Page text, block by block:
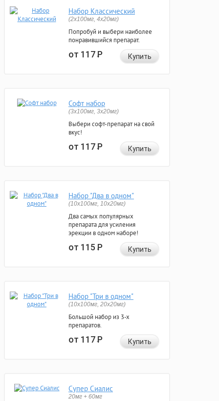
Набор Классический
(2x100мг, 4x20мг)
Попробуй и выбери наиболее
понравившийся препарат.
от 117Р Купить
Софт набор
(3x100мг, 3x20мг)
Выбери софт-препарат на свой
вкус!
от 117Р Купить
Набор "Два в одном"
(10x100мг, 10x20мг)
Два самых популярных
препарата для усиления
эрекции в одном наборе!
от 115Р Купить
Набор "Три в одном"
(10x100мг, 20x20мг)
Большой набор из 3-х
препаратов.
от 117Р Купить
Супер Сиалис
20мг + 60мг